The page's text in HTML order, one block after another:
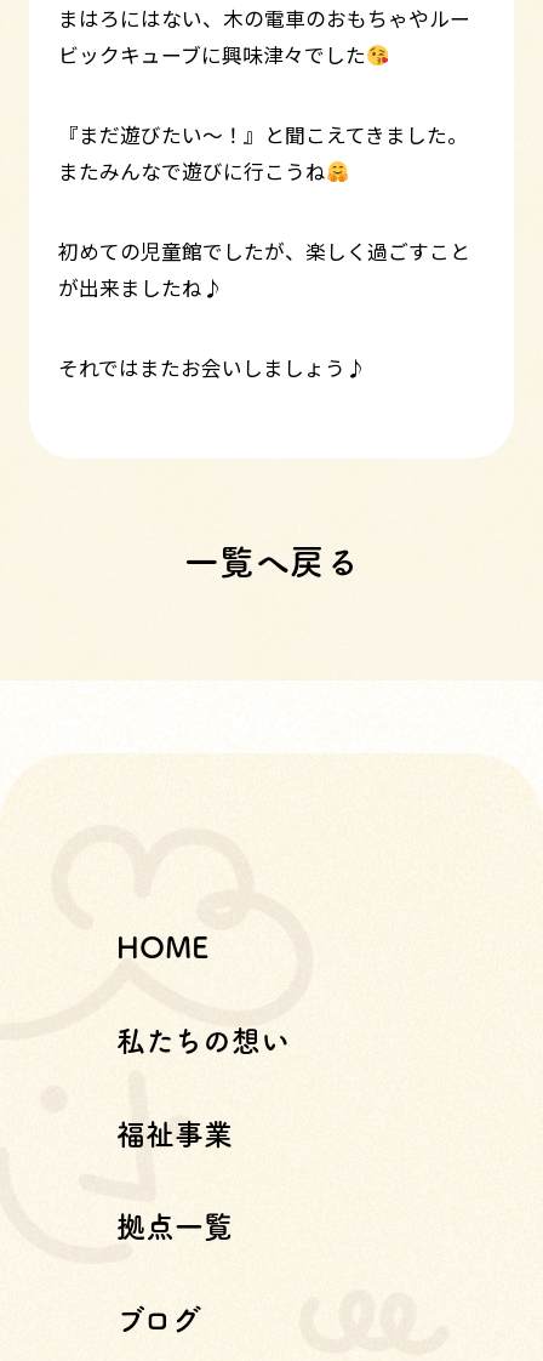
まはろにはない、木の電車のおもちゃやルー
ビックキューブに興味津々でした
『まだ遊びたい～！』と聞こえてきました。
またみんなで遊びに行こうね
初めての児童館でしたが、楽しく過ごすこと
が出来ましたね♪
それではまたお会いしましょう♪
一覧へ戻る
HOME
私たちの想い
福祉事業
拠点一覧
ブログ